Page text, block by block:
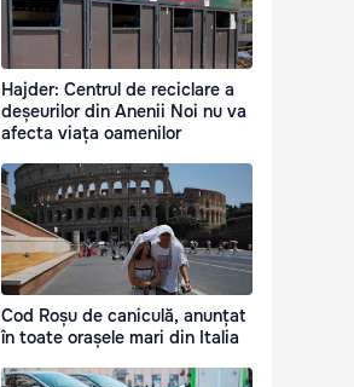
Hajder: Centrul de reciclare a
deșeurilor din Anenii Noi nu va
afecta viața oamenilor
Cod Roșu de caniculă, anunțat
în toate orașele mari din Italia